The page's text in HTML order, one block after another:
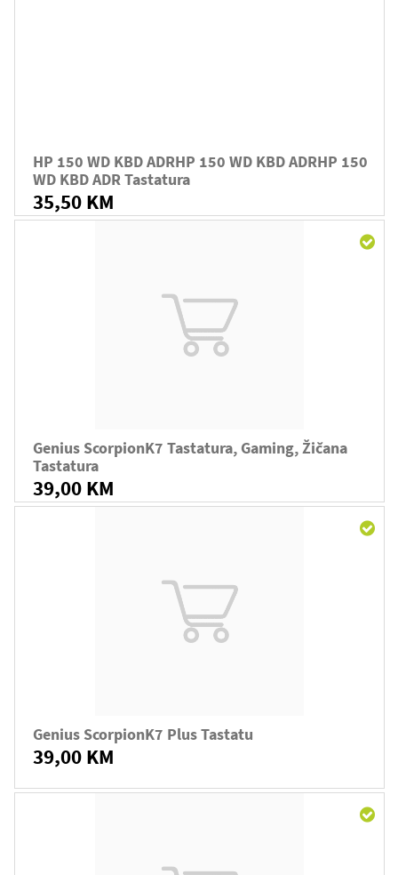
HP 150 WD KBD ADRHP 150 WD KBD ADRHP 150
WD KBD ADR Tastatura
35,50 KM
Genius ScorpionK7 Tastatura, Gaming, Žičana
Tastatura
39,00 KM
Genius ScorpionK7 Plus Tastatu
39,00 KM